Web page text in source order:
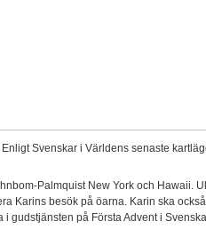
Svenskar i Världens senaste
Palmquist New York och Hawaii.
Karins besök på öarna. Karin ska
gudstjänsten på Första Advent i